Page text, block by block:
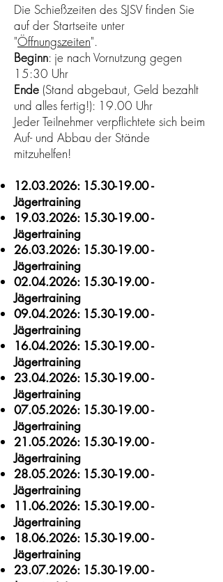
Die Schießzeiten des SJSV finden Sie
auf der Startseite unter
"Öffnungszeiten".
Beginn: je nach Vornutzung gegen
15:30 Uhr
Ende (Stand abgebaut, Geld bezahlt
und alles fertig!): 19.00 Uhr
Jeder Teilnehmer verpflichtete sich beim
Auf- und Abbau der Stände
mitzuhelfen!
12.03.2026: 15.30-19.00-
Jägertraining
19.03.2026: 15.30-19.00-
Jägertraining
26.03.2026: 15.30-19.00-
Jägertraining
02.04.2026: 15.30-19.00-
Jägertraining
09.04.2026: 15.30-19.00-
Jägertraining
16.04.2026: 15.30-19.00-
Jägertraining
23.04.2026: 15.30-19.00-
Jägertraining
07.05.2026: 15.30-19.00-
Jägertraining
21.05.2026: 15.30-19.00-
Jägertraining
28.05.2026: 15.30-19.00-
Jägertraining
11.06.2026: 15.30-19.00-
Jägertraining
18.06.2026: 15.30-19.00-
Jägertraining
23.07.2026: 15.30-19.00-